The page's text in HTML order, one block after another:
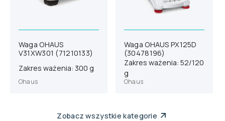
Waga OHAUS
V31XW301 (71210133)
Zakres ważenia: 300 g
Ohaus
Waga OHAUS PX125D
(30478196)
Zakres ważenia: 52/120
g
Ohaus
Zobacz wszystkie kategorie